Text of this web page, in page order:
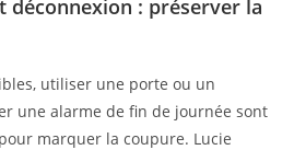
déconnexion : préserver la
utiliser une porte ou un
une alarme de fin de journée sont
marquer la coupure. Lucie